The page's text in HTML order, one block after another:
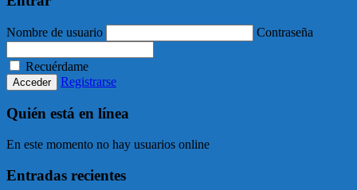
Nombre de usuario Contraseña
Recuérdame
Registrarse
Quién está en línea
En este momento no hay usuarios online
Entradas recientes